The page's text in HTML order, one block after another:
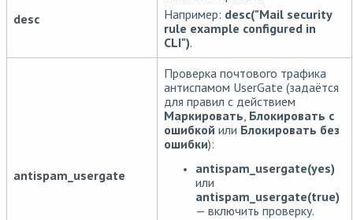
desc
Например: desc("Mail security
rule example configured in
CLI").
antispam_usergate
Проверка почтового трафика
антиспамом UserGate (задаётся
для правил с действием
Маркировать, Блокировать с
ошибкой или Блокировать без
ошибки):
antispam_usergate(yes)
или
antispam_usergate(true)
— включить проверку.